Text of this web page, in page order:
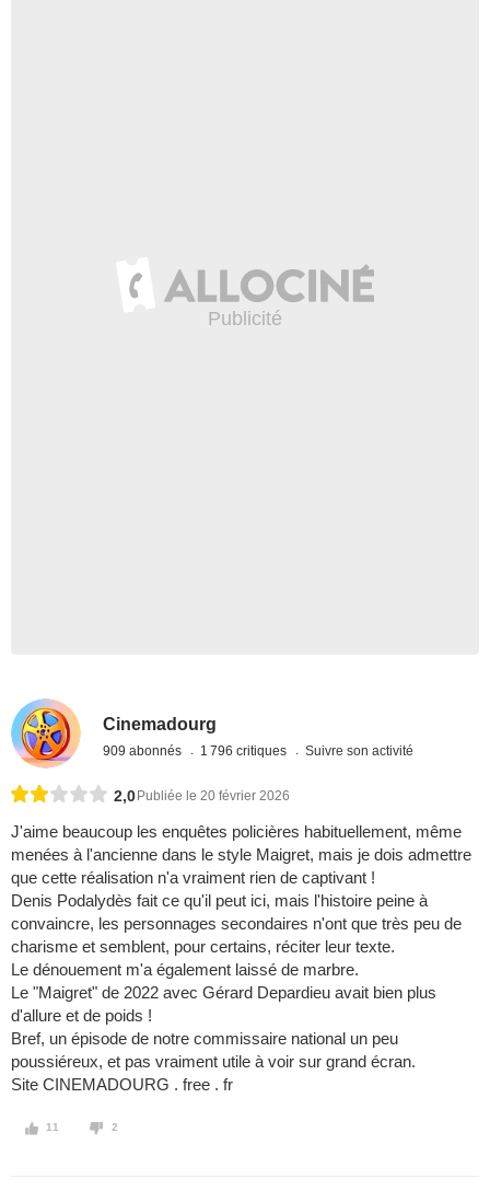
Cinemadourg
909 abonnés 1 796 critiques Suivre son activité
2,0 Publiée le 20 février 2026
J'aime beaucoup les enquêtes policières habituellement, même
menées à l'ancienne dans le style Maigret, mais je dois admettre
que cette réalisation n'a vraiment rien de captivant !
Denis Podalydès fait ce qu'il peut ici, mais l'histoire peine à
convaincre, les personnages secondaires n'ont que très peu de
charisme et semblent, pour certains, réciter leur texte.
Le dénouement m'a également laissé de marbre.
Le "Maigret" de 2022 avec Gérard Depardieu avait bien plus
d'allure et de poids !
Bref, un épisode de notre commissaire national un peu
poussiéreux, et pas vraiment utile à voir sur grand écran.
Site CINEMADOURG . free . fr
11 2